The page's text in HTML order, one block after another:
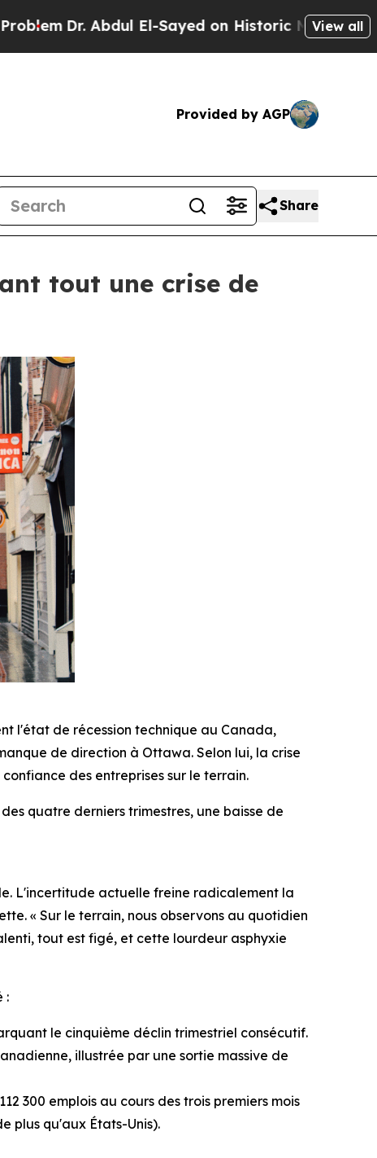
Abdul El-Sayed on Historic Michigan Win:View all
Provided by AGP
Share
tout une crise de
l'état de récession technique au Canada,
de direction à Ottawa. Selon lui, la crise
des entreprises sur le terrain.
quatre derniers trimestres, une baisse de
L'incertitude actuelle freine radicalement la
« Sur le terrain, nous observons au quotidien
tout est figé, et cette lourdeur asphyxie
:
le cinquième déclin trimestriel consécutif.
illustrée par une sortie massive de
300 emplois au cours des trois premiers mois
plus qu'aux États-Unis).